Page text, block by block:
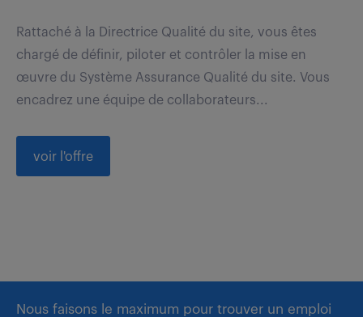
Rattaché à la Directrice Qualité du site, vous êtes
chargé de définir, piloter et contrôler la mise en
œuvre du Système Assurance Qualité du site. Vous
encadrez une équipe de collaborateurs...
voir l'offre
Nous faisons le maximum pour trouver un emploi